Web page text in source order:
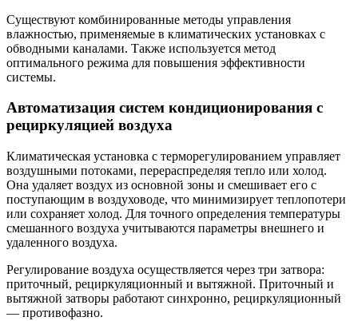
Существуют комбинированные методы управления
влажностью, применяемые в климатических установках с
обводными каналами. Также используется метод
оптимального режима для повышения эффективности
системы.
Автоматизация систем кондиционирования с
рециркуляцией воздуха
Климатическая установка с терморегулированием управляет
воздушными потоками, перераспределяя тепло или холод.
Она удаляет воздух из основной зоны и смешивает его с
поступающим в воздуховоде, что минимизирует теплопотери
или сохраняет холод. Для точного определения температуры
смешанного воздуха учитываются параметры внешнего и
удаленного воздуха.
Регулирование воздуха осуществляется через три затвора:
приточный, рециркуляционный и вытяжной. Приточный и
вытяжной затворы работают синхронно, рециркуляционный
— противофазно.